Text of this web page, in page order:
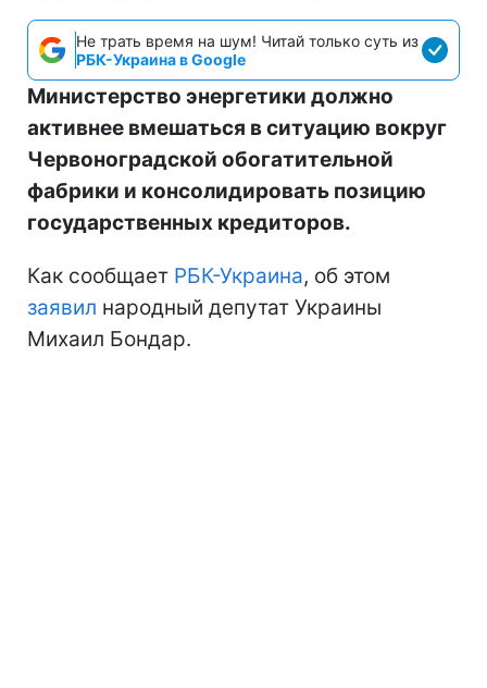
Не трать время на шум! Читай только суть из
РБК-Украина в Google
Министерство энергетики должно
активнее вмешаться в ситуацию вокруг
Червоноградской обогатительной
фабрики и консолидировать позицию
государственных кредиторов.
Как сообщает РБК-Украина, об этом
заявил народный депутат Украины
Михаил Бондар.